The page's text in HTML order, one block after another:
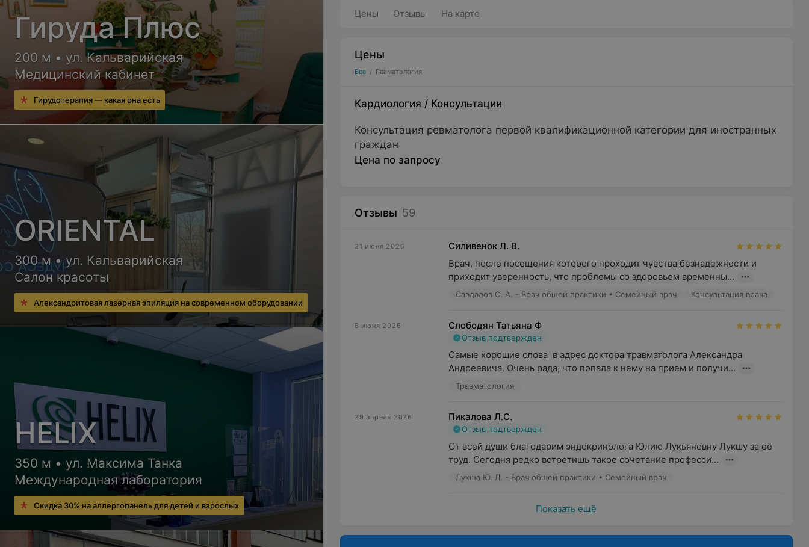
Цены Отзывы На карте
Цены
Все / Ревматология
Кардиология / Консультации
Консультация ревматолога первой квалификационной категории для иностранных
граждан
Цена по запросу
Отзывы 59
21 июня 2026
Силивенок Л. В.
Врач, после посещения которого проходит чувства безнадежности и
приходит уверенность, что проблемы со здоровьем временны...
Савдадов С. А. - Врач общей практики • Семейный врач Консультация врача
8 июня 2026 Слободян Татьяна Ф
Отзыв подтвержден
Самые хорошие слова  в адрес доктора травматолога Александра
Андреевича. Очень рада, что попала к нему на прием и получи...
Травматология
29 апреля 2026 Пикалова Л.С.
Отзыв подтвержден
От всей души благодарим эндокринолога Юлию Лукьяновну Лукшу за её
труд. Сегодня редко встретишь такое сочетание професси...
Лукша Ю. Л. - Врач общей практики • Семейный врач
Показать ещё
Гируда Плюс
200 м • ул. Кальварийская
Медицинский кабинет
Гирудотерапия — какая она есть
ORIENTAL
300 м • ул. Кальварийская
Салон красоты
Александритовая лазерная эпиляция на современном оборудовании
HELIX
350 м • ул. Максима Танка
Международная лаборатория
Скидка 30% на аллергопанель для детей и взрослых